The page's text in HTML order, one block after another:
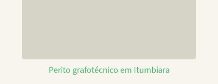
Perito grafotécnico em Itumbiara